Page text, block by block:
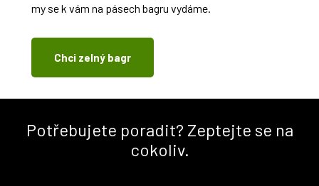
my se k vám na pásech bagru vydáme.
Chci zelný bagr
Potřebujete poradit? Zeptejte se na
cokoliv.